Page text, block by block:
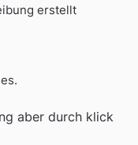
erstellt
aber durch klick